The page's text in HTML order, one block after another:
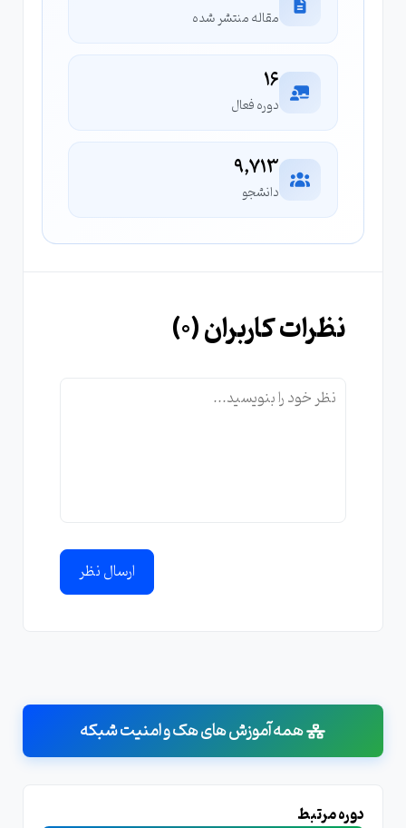
مقاله منتشر شده
16
دوره فعال
9,713
دانشجو
نظرات کاربران (0
)
ارسال نظر
همه آموزش های هک و امنیت شبکه
دوره مرتبط